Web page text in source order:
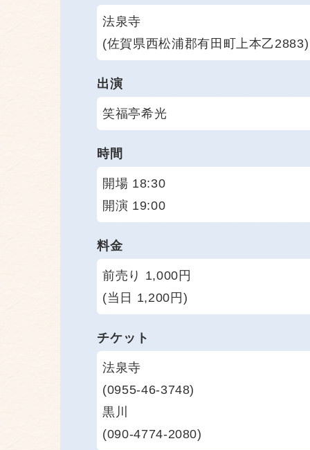
法泉寺
(佐賀県西松浦郡有田町上本乙2883)
出演
笑福亭希光
時間
開場 18:30
開演 19:00
料金
前売り 1,000円
(当日 1,200円)
チケット
法泉寺
(0955-46-3748)
黒川
(090-4774-2080)